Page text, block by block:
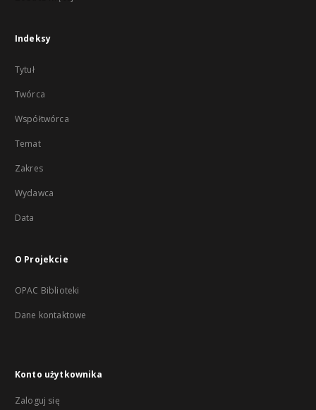
Indeksy
Tytuł
Twórca
Współtwórca
Temat
Zakres
Wydawca
Data
O Projekcie
OPAC Biblioteki
Dane kontaktowe
Konto użytkownika
Zaloguj się